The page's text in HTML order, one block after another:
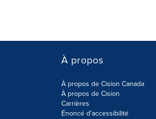
À propos
À propos de Cision Canada
À propos de Cision
Carrières
Énoncé d'accessibilité